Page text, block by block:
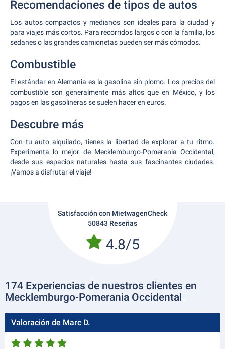
Recomendaciones de tipos de autos
Los autos compactos y medianos son ideales para la ciudad y
para viajes más cortos. Para recorridos largos o con la familia, los
sedanes o las grandes camionetas pueden ser más cómodos.
Combustible
El estándar en Alemania es la gasolina sin plomo. Los precios del
combustible son generalmente más altos que en México, y los
pagos en las gasolineras se suelen hacer en euros.
Descubre más
Con tu auto alquilado, tienes la libertad de explorar a tu ritmo.
Experimenta lo mejor de Mecklemburgo-Pomerania Occidental,
desde sus espacios naturales hasta sus fascinantes ciudades.
¡Vamos a disfrutar el viaje!
Satisfacción con MietwagenCheck
50843 Reseñas
4.8/5
174 Experiencias de nuestros clientes en
Mecklemburgo-Pomerania Occidental
Valoración de Marc D.